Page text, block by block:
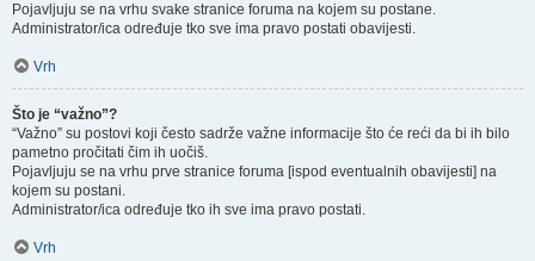
Pojavljuju se na vrhu svake stranice foruma na kojem su postane.
Administrator/ica određuje tko sve ima pravo postati obavijesti.
Vrh
Što je “važno”?
“Važno” su postovi koji često sadrže važne informacije što će reći da bi ih bilo
pametno pročitati čim ih uočiš.
Pojavljuju se na vrhu prve stranice foruma [ispod eventualnih obavijesti] na
kojem su postani.
Administrator/ica određuje tko ih sve ima pravo postati.
Vrh